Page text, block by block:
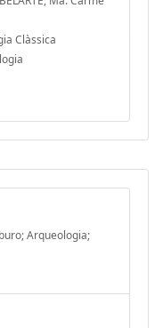
Clàssica
Arqueologia;